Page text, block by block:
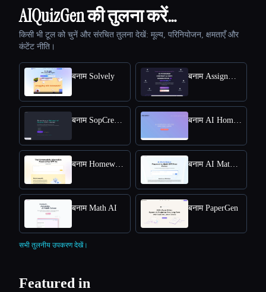
AIQuizGen की तुलना करें…
किसी भी टूल को चुनें और संरचित तुलना देखें: मूल्य, परिनियोजन, क्षमताएँ और
कंटेंट नीति।
बनाम Solvely बनाम AssignmentGPT AI
बनाम SopCreator बनाम AI Homework Helper - Apex Vision AI
बनाम Homeworkify.im : Master Homework with GPT-4o बनाम AI Math Solver Powered by Math GPT Free Online
बनाम Math AI बनाम PaperGen
सभी तुलनीय उपकरण देखें।
Featured in